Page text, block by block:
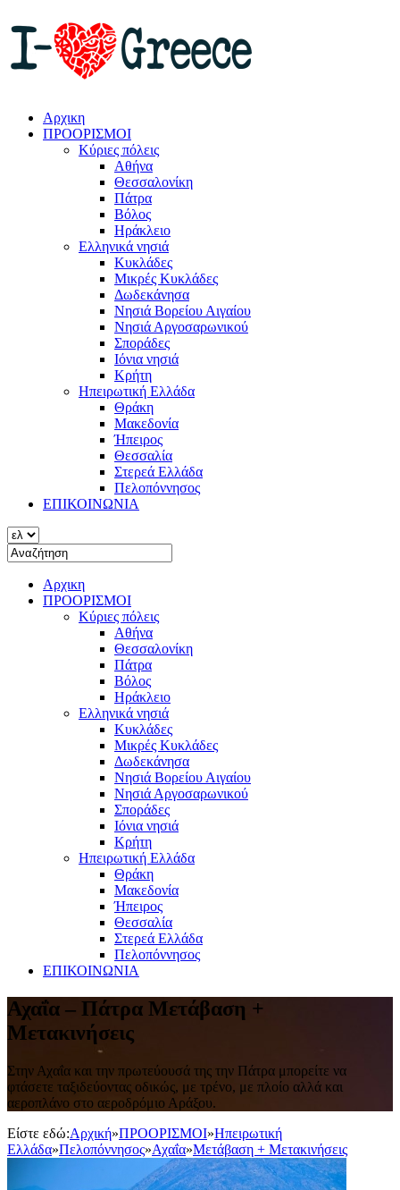
Αρχικη
ΠΡΟΟΡΙΣΜΟΙ
Κύριες πόλεις
Αθήνα
Θεσσαλονίκη
Πάτρα
Βόλος
Ηράκλειο
Ελληνικά νησιά
Κυκλάδες
Μικρές Κυκλάδες
Δωδεκάνησα
Νησιά Βορείου Αιγαίου
Νησιά Αργοσαρωνικού
Σποράδες
Ιόνια νησιά
Κρήτη
Ηπειρωτική Ελλάδα
Θράκη
Μακεδονία
Ήπειρος
Θεσσαλία
Στερεά Ελλάδα
Πελοπόννησος
ΕΠΙΚΟΙΝΩΝΙΑ
Αρχικη
ΠΡΟΟΡΙΣΜΟΙ
Κύριες πόλεις
Αθήνα
Θεσσαλονίκη
Πάτρα
Βόλος
Ηράκλειο
Ελληνικά νησιά
Κυκλάδες
Μικρές Κυκλάδες
Δωδεκάνησα
Νησιά Βορείου Αιγαίου
Νησιά Αργοσαρωνικού
Σποράδες
Ιόνια νησιά
Κρήτη
Ηπειρωτική Ελλάδα
Θράκη
Μακεδονία
Ήπειρος
Θεσσαλία
Στερεά Ελλάδα
Πελοπόννησος
ΕΠΙΚΟΙΝΩΝΙΑ
Αχαΐα – Πάτρα Μετάβαση +
Μετακινήσεις
Στην Αχαΐα και την πρωτεύουσά της την Πάτρα μπορείτε να
φτάσετε ταξιδεύοντας οδικώς, με τρένο, με πλοίο αλλά και
αεροπλάνο στο αεροδρόμιο Αράξου.
Είστε εδώ:Αρχική»ΠΡΟΟΡΙΣΜΟΙ»Ηπειρωτική
Ελλάδα»Πελοπόννησος»Αχαΐα»Μετάβαση + Μετακινήσεις